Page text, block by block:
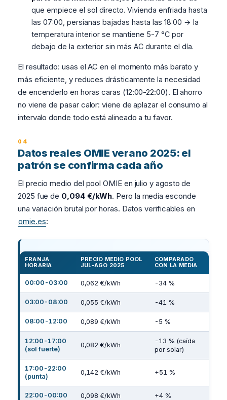
que empiece el sol directo. Vivienda enfriada hasta
las 07:00, persianas bajadas hasta las 18:00 → la
temperatura interior se mantiene 5-7 °C por
debajo de la exterior sin más AC durante el día.
El resultado: usas el AC en el momento más barato y
más eficiente, y reduces drásticamente la necesidad
de encenderlo en horas caras (12:00-22:00). El ahorro
no viene de pasar calor: viene de aplazar el consumo al
intervalo donde todo está alineado a tu favor.
Datos reales OMIE verano 2025: el
patrón se confirma cada año
El precio medio del pool OMIE en julio y agosto de
2025 fue de 0,094 €/kWh. Pero la media esconde
una variación brutal por horas. Datos verificables en
omie.es:
FRANJA
HORARIA
PRECIO MEDIO POOL
JUL-AGO 2025
COMPARADO
CON LA MEDIA
00:00-03:00 0,062 €/kWh -34 %
03:00-08:00 0,055 €/kWh -41 %
08:00-12:00 0,089 €/kWh -5 %
12:00-17:00
(sol fuerte)
0,082 €/kWh
-13 % (caída
por solar)
17:00-22:00
(punta)
0,142 €/kWh +51 %
22:00-00:00 0,098 €/kWh +4 %